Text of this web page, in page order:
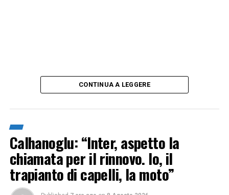
CONTINUA A LEGGERE
Calhanoglu: “Inter, aspetto la
chiamata per il rinnovo. Io, il
trapianto di capelli, la moto”